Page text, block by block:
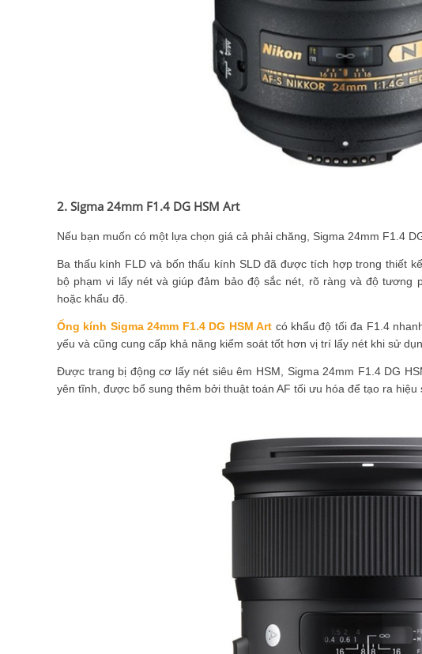
2. Sigma 24mm F1.4 DG HSM Art
Nếu bạn muốn có một lựa chọn giá cả phải chăng, Sigma 24mm F1.4
Ba thấu kính FLD và bốn thấu kính SLD đã được tích hợp trong thiết
bộ phạm vi lấy nét và giúp đảm bảo độ sắc nét, rõ ràng và độ tương
hoặc khẩu độ.
Ống kính Sigma 24mm F1.4 DG HSM Art có khẩu độ tối đa F1.4
yếu và cũng cung cấp khả năng kiểm soát tốt hơn vị trí lấy nét khi sử
Được trang bị động cơ lấy nét siêu êm HSM, Sigma 24mm F1.4 DG
yên tĩnh, được bổ sung thêm bởi thuật toán AF tối ưu hóa để tạo ra hiệu